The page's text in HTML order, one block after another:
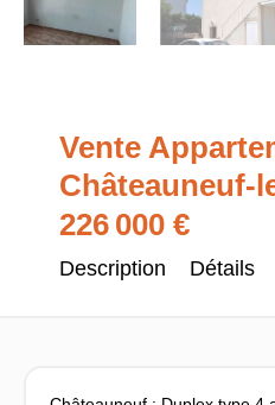
Vente
Châteauneuf-
226 000 €
Description Détails